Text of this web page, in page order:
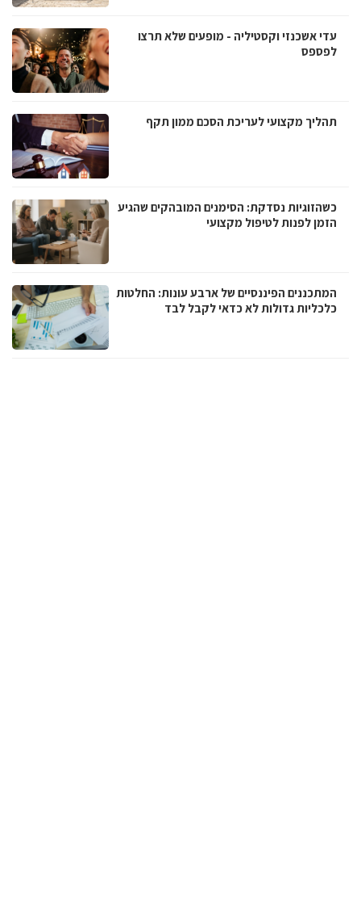
עדי אשכנזי וקסטיליה - מופעים שלא תרצו
לפספס
תהליך מקצועי לעריכת הסכם ממון תקף
כשהזוגיות נסדקת: הסימנים המובהקים שהגיע
הזמן לפנות לטיפול מקצועי
המתכננים הפיננסיים של ארבע עונות: החלטות
כלכליות גדולות לא כדאי לקבל לבד